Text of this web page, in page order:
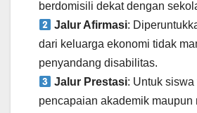
berdomisili dekat dengan
Jalur Afirmasi:
dari keluarga ekonomi tidak
penyandang disabilitas.
Jalur Prestasi: Untuk
pencapaian akademik maupun